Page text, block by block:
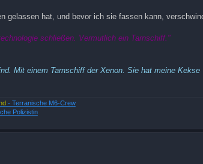
gelassen hat, und bevor ich sie fassen kann,
schließen. Vermutlich ein Tarnschiff."
Mit einem Tarnschiff der Xenon. Sie hat meine Kekse
- Terranische M6-Crew
Polizistin